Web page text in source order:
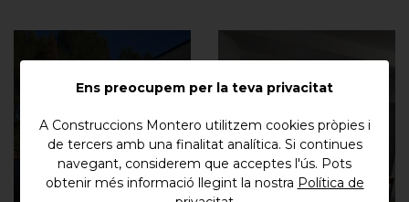
CONSTRUCCIÓ DE
Ens preocupem per la teva privacitat
A Construccions Montero utilitzem cookies pròpies i
de tercers amb una finalitat analítica. Si continues
navegant, considerem que acceptes l'ús. Pots
obtenir més informació llegint la nostra Política de